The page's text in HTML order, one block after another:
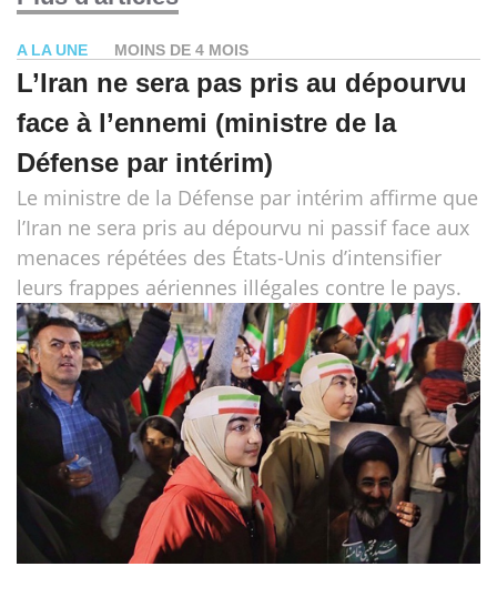
A LA UNE MOINS DE 4 MOIS
L’Iran ne sera pas pris au dépourvu
face à l’ennemi (ministre de la
Défense par intérim)
Le ministre de la Défense par intérim affirme que
l’Iran ne sera pris au dépourvu ni passif face aux
menaces répétées des États-Unis d’intensifier
leurs frappes aériennes illégales contre le pays.